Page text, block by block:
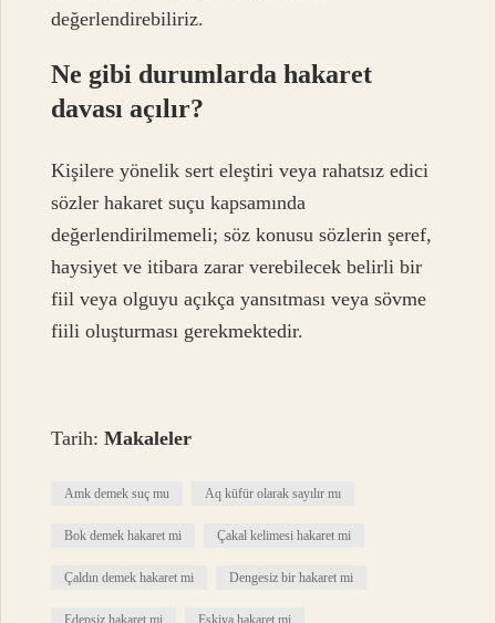
değerlendirebiliriz.
Ne gibi durumlarda hakaret
davası açılır?
Kişilere yönelik sert eleştiri veya rahatsız edici
sözler hakaret suçu kapsamında
değerlendirilmemeli; söz konusu sözlerin şeref,
haysiyet ve itibara zarar verebilecek belirli bir
fiil veya olguyu açıkça yansıtması veya sövme
fiili oluşturması gerekmektedir.
Tarih:Makaleler
Amk demek suç mu Aq küfür olarak sayılır mı
Bok demek hakaret mi Çakal kelimesi hakaret mi
Çaldın demek hakaret mi Dengesiz bir hakaret mi